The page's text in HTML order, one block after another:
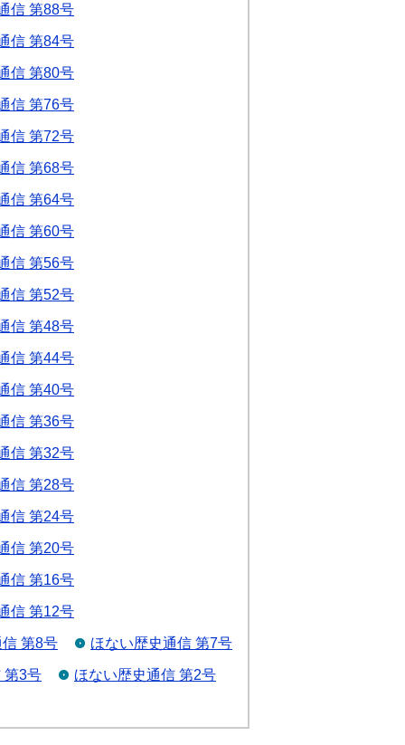
信 第88号
信 第84号
信 第80号
信 第76号
信 第72号
信 第68号
信 第64号
信 第60号
信 第56号
信 第52号
信 第48号
信 第44号
信 第40号
信 第36号
信 第32号
信 第28号
信 第24号
信 第20号
信 第16号
信 第12号
第8号 ほない歴史通信 第7号
第3号 ほない歴史通信 第2号